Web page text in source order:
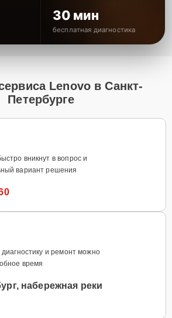
30 мин
бесплатная диагностика
Lenovo в Санкт-
Петербурге
вникнут в вопрос и
вариант решения
и ремонт можно
время
набережная реки